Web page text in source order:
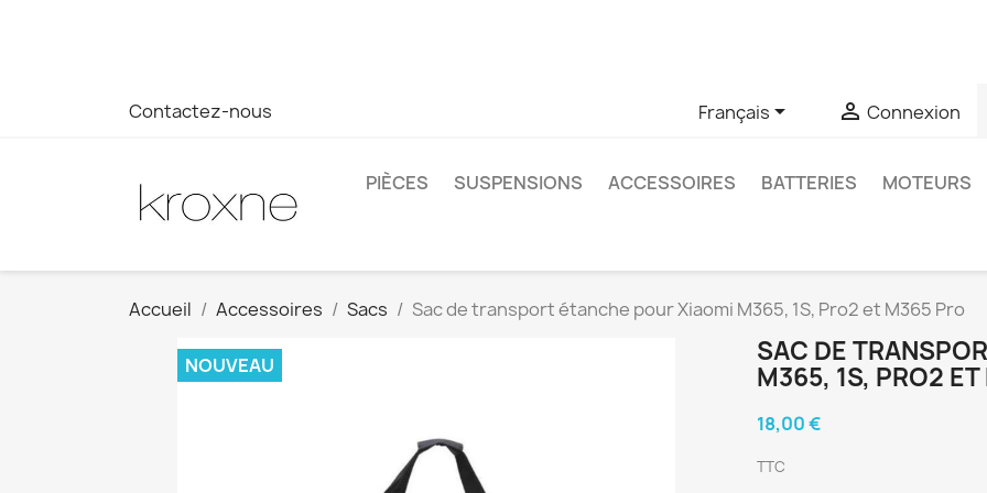
Contactez-nous Français  Connexion
PIÈCES SUSPENSIONS ACCESSOIRES BATTERIES MOTEURS
Accueil Accessoires Sacs Sac de transport étanche pour Xiaomi M365, 1S, Pro2 et M365 Pro
NOUVEAU
SAC DE
M365, 1S, PRO2
18,00 €
TTC